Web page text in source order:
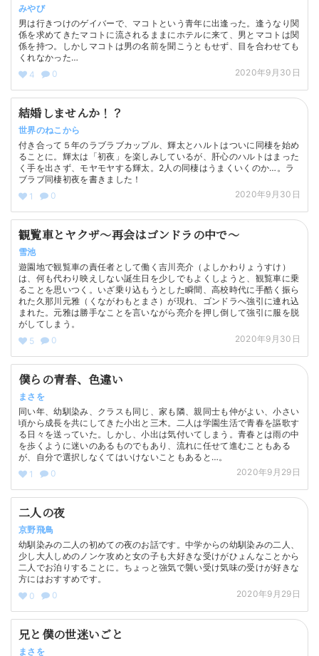
みやび
男は行きつけのゲイバーで、マコトという青年に出逢った。逢うなり関
係を求めてきたマコトに流されるままにホテルに来て、男とマコトは関
係を持つ。しかしマコトは男の名前を聞こうともせず、目を合わせても
くれなかった…
4
0 2020年9月30日
結婚しませんか！？
世界のねこから
付き合って５年のラブラブカップル、輝太とハルトはついに同棲を始め
ることに。輝太は「初夜」を楽しみしているが、肝心のハルトはまった
く手を出さず、モヤモヤする輝太。2人の同棲はうまくいくのか…。ラ
ブラブ同棲初夜を書きました！
1
0 2020年9月30日
観覧車とヤクザ～再会はゴンドラの中で～
雪池
遊園地で観覧車の責任者として働く吉川亮介（よしかわりょうすけ）
は、何も代わり映えしない誕生日を少しでもよくしようと、観覧車に乗
ることを思いつく。いざ乗り込もうとした瞬間、高校時代に手酷く振ら
れた久那川元雅（くながわもとまさ）が現れ、ゴンドラへ強引に連れ込
まれた。元雅は勝手なことを言いながら亮介を押し倒して強引に服を脱
がしてしまう。
5
0 2020年9月30日
僕らの青春、色違い
まさを
同い年、幼馴染み、クラスも同じ、家も隣、親同士も仲がよい、小さい
頃から成長を共にしてきた小出と三木。二人は学園生活で青春を謳歌す
る日々を送っていた。しかし、小出は気付いてしまう。青春とは雨の中
を歩くように迷いのあるものでもあり、流れに任せて進むこともある
が、自分で選択しなくてはいけないこともあると…。
1
0 2020年9月29日
二人の夜
京野飛鳥
幼馴染みの二人の初めての夜のお話です。中学からの幼馴染みの二人、
少し大人しめのノンケ攻めと女の子も大好きな受けがひょんなことから
二人でお泊りすることに。ちょっと強気で襲い受け気味の受けが好きな
方にはおすすめです。
0
0 2020年9月29日
兄と僕の世迷いごと
まさを